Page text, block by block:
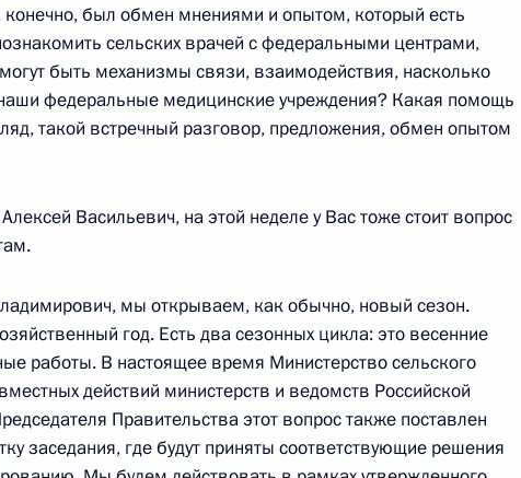
отчета о беседе
Ленинградская область, Кировск
мемориала «Невский пятачок»
секретарем США Колином
был обмен мнениями и опытом, который есть
сельских врачей с федеральными центрами,
быть механизмы связи, взаимодействия, насколько
федеральные медицинские учреждения? Какая помощь
такой встречный разговор, предложения, обмен опытом
Васильевич, на этой неделе у Вас тоже стоит вопрос
мы открываем, как обычно, новый сезон.
год. Есть два сезонных цикла: это весенние
работы. В настоящее время Министерство сельского
действий министерств и ведомств Российской
Правительства этот вопрос также поставлен
заседания, где будут приняты соответствующие решения